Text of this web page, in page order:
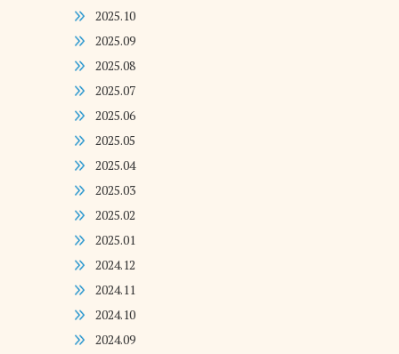
2025.10
2025.09
2025.08
2025.07
2025.06
2025.05
2025.04
2025.03
2025.02
2025.01
2024.12
2024.11
2024.10
2024.09